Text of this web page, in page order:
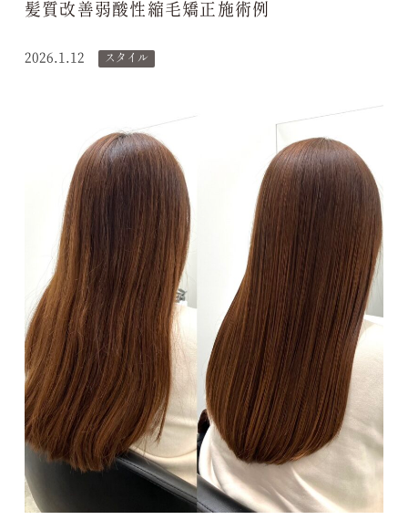
髪質改善弱酸性縮毛矯正施術例
2026.1.12 スタイル